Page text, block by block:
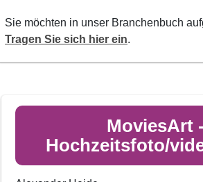
Sie möchten in unser Branchenbuch
Tragen Sie sich hier ein.
MoviesArt -
Hochzeitsfoto/